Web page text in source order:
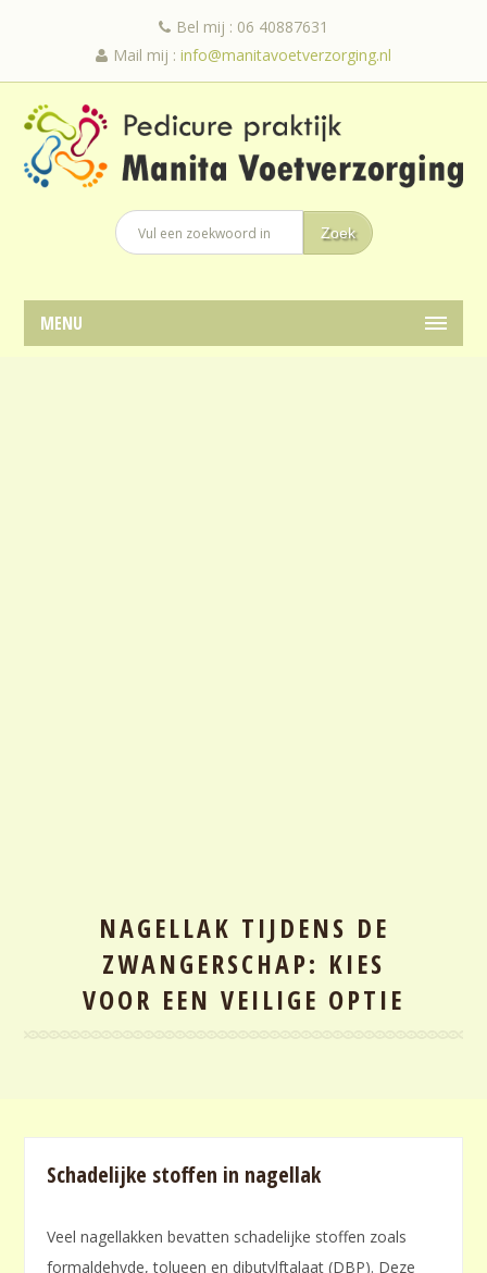
Bel mij : 06 40887631
Mail mij : info@manitavoetverzorging.nl
MENU
NAGELLAK TIJDENS DE
ZWANGERSCHAP: KIES
VOOR EEN VEILIGE OPTIE
Schadelijke stoffen in nagellak
Veel nagellakken bevatten schadelijke stoffen zoals
formaldehyde, tolueen en dibutylftalaat (DBP). Deze